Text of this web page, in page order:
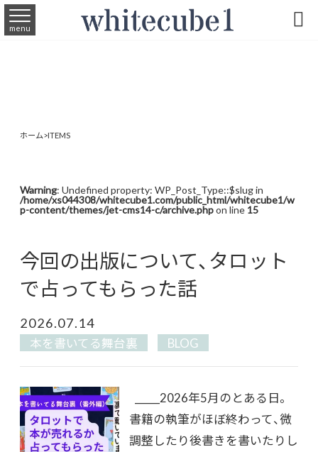
menu 
ホーム>ITEMS
Warning: Undefined property: WP_Post_Type::$slug in
/home/xs044308/whitecube1.com/public_html/whitecube1/w
p-content/themes/jet-cms14-c/archive.phpon line 15
今回の出版について、タロット
で占ってもらった話
2026.07.14
本を書いてる舞台裏 BLOG
_____2026年5月のとある日。
書籍の執筆がほぼ終わって、微
調整したり後書きを書いたりし